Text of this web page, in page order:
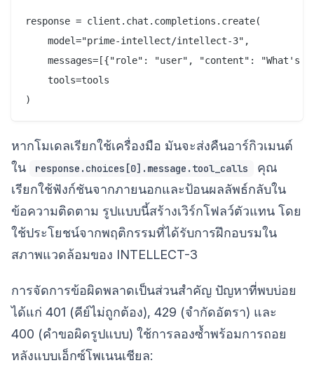
response = client.chat.completions.create(
    model="prime-intellect/intellect-3",
messages=[{"role": "user", "content": "What's
    tools=tools
หากโมเดลเรียกใช้เครื่องมือ มันจะส่งคืนอาร์กิวเมนต์
ใน
response.choices[0].message.tool_calls
คุณ
เรียกใช้ฟังก์ชันจากภายนอกและป้อนผลลัพธ์กลับใน
ข้อความติดตาม รูปแบบนี้สร้างเวิร์กโฟลว์ตัวแทน โดย
ใช้ประโยชน์จากพฤติกรรมที่ได้รับการฝึกอบรมใน
สภาพแวดล้อมของ INTELLECT-3
การจัดการข้อผิดพลาดเป็นส่วนสำคัญ ปัญหาที่พบบ่อย
ได้แก่ 401 (คีย์ไม่ถูกต้อง), 429 (จำกัดอัตรา) และ
400 (คำขอผิดรูปแบบ) ใช้การลองซ้ำพร้อมการถอย
หลังแบบเอ็กซ์โพเนนเชียล: